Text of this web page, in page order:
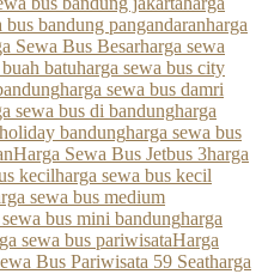
bus bandung pangandaranharga
Sewa Bus Besarharga sewa
batuharga sewa bus city
harga sewa bus damri
sewa bus di bandungharga
bandungharga sewa bus
Harga Sewa Bus Jetbus 3harga
kecilharga sewa bus kecil
sewa bus medium
bus mini bandungharga
sewa bus pariwisataHarga
Bus Pariwisata 59 Seatharga